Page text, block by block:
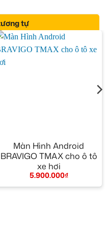
tự
Màn Hình Android
BRAVIGO TMAX cho ô tô
xe hơi
5.900.000₫